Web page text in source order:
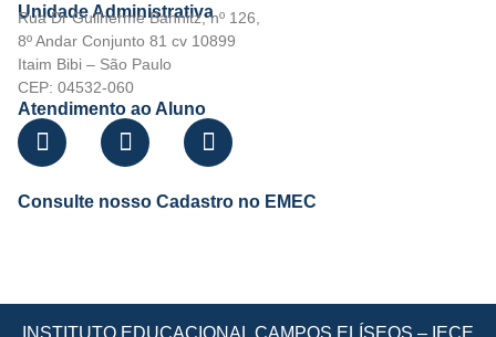
Unidade Administrativa
Rua Dr Guilherme Bannitz, nº 126,
8º Andar Conjunto 81 cv 10899
Itaim Bibi – São Paulo
CEP: 04532-060
Atendimento ao Aluno
Consulte nosso Cadastro no EMEC